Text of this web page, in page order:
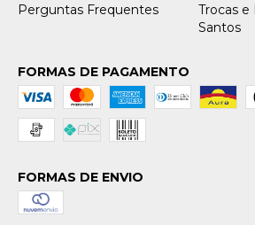
Perguntas Frequentes
Trocas
Santos
FORMAS DE PAGAMENTO
FORMAS DE ENVIO